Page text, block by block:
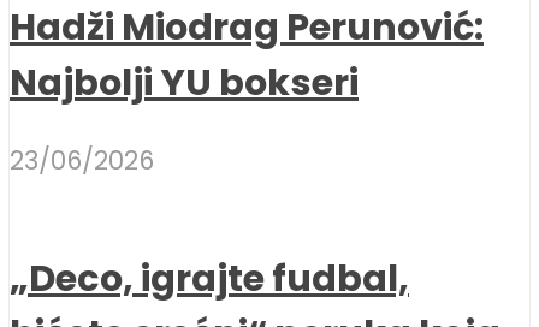
Hadži Miodrag Perunović:
Najbolji YU bokseri
23/06/2026
„Deco, igrajte fudbal,